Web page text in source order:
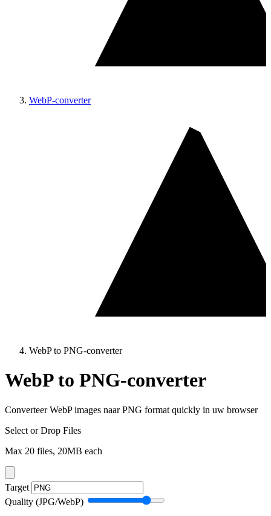
WebP-converter
WebP to PNG-converter
WebP to PNG-converter
Converteer WebP images naar PNG format quickly in uw browser
Select or Drop Files
Max 20 files, 20MB each
Target
Quality (JPG/WebP)